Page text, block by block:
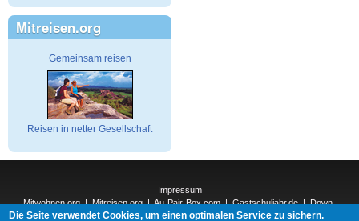
Mitreisen.org
Gemeinsam reisen
Reisen in netter Gesellschaft
Impressum
Mitwohnen.org|Mitreisen.org|Au-Pair-Box.com|Gastschuljahr.de|Down-
Under.org |Elderpair.com|
Die Seite verwendet Cookies, um einen optimalen Service zu sichern.